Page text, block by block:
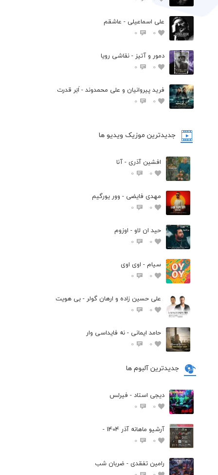
علی اسماعیلی - عاشقم
0
0
دمور و آتیز - نقاشی رویا
0
0
فرید پیروانیان و علی محمدوند - اَبَر قدرت
0
0
جدیدترین موزیک ویدیو ها
افشین آذری - آنا
0
0
مهدی فایضی - وور یورگیم
0
0
حید ان لاو - اوزوم
0
0
سیام - اوی اوی
0
0
علی حسین زاده و ارهان گولر - بی هویت
0
0
حامد ایمانی - نه فایداسی وار
0
0
جدیدترین آلبوم ها
دیجی استاد - فیرلس
0
0
آرشیو ماهانه آذر 1404 -
0
0
رامین تفقدی - ضربان شب